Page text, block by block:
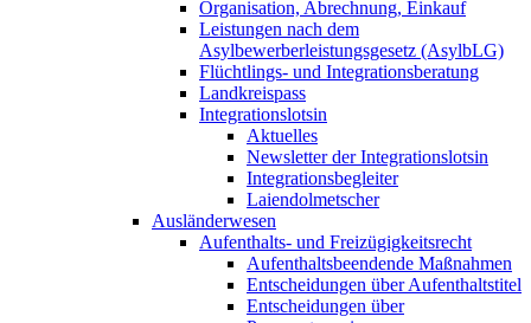
Organisation, Abrechnung, Einkauf
Leistungen nach dem
Asylbewerberleistungsgesetz (AsylbLG)
Flüchtlings- und Integrationsberatung
Landkreispass
Integrationslotsin
Aktuelles
Newsletter der Integrationslotsin
Integrationsbegleiter
Laiendolmetscher
Ausländerwesen
Aufenthalts- und Freizügigkeitsrecht
Aufenthaltsbeendende Maßnahmen
Entscheidungen über Aufenthaltstitel
Entscheidungen über